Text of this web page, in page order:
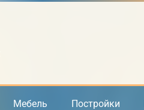
Мебель Постройки